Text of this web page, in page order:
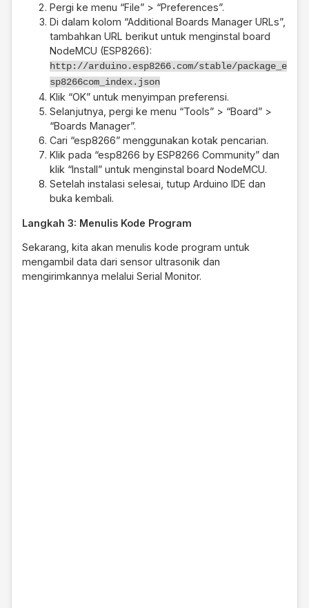
Pergi ke menu “File” > “Preferences”.
Di dalam kolom “Additional Boards Manager URLs”,
tambahkan URL berikut untuk menginstal board
NodeMCU (ESP8266):
http://arduino.esp8266.com/stable/package_e
sp8266com_index.json
Klik “OK” untuk menyimpan preferensi.
Selanjutnya, pergi ke menu “Tools” > “Board” >
“Boards Manager”.
Cari “esp8266” menggunakan kotak pencarian.
Klik pada “esp8266 by ESP8266 Community” dan
klik “Install” untuk menginstal board NodeMCU.
Setelah instalasi selesai, tutup Arduino IDE dan
buka kembali.
Langkah 3: Menulis Kode Program
Sekarang, kita akan menulis kode program untuk
mengambil data dari sensor ultrasonik dan
mengirimkannya melalui Serial Monitor.